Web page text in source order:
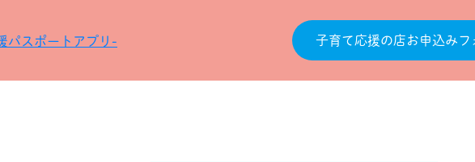
子育て応援の店お申込みフ